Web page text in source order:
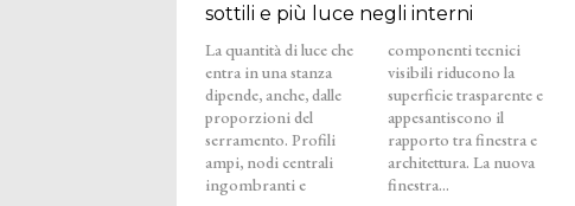
sottili e più luce negli interni
La quantità di luce che
entra in una stanza
dipende, anche, dalle
proporzioni del
serramento. Profili
ampi, nodi centrali
ingombranti e
componenti tecnici
visibili riducono la
superficie trasparente e
appesantiscono il
rapporto tra finestra e
architettura. La nuova
finestra...